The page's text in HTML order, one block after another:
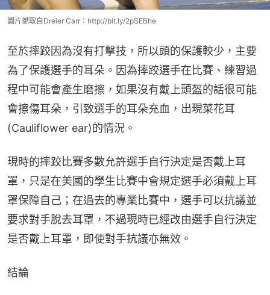
圖片擷取自Dreier Carr：http://bit.ly/2pSEBhe
至於摔跤因為沒有打擊技，所以頭的保護較少，主要
為了保護選手的耳朵。因為摔跤選手在比賽、練習過
程中可能會產生磨擦，如果沒有戴上頭盔的話很可能
會擦傷耳朵，引致選手的耳朵充血，出現菜花耳
(Cauliflower ear)的情況。
現時的摔跤比賽多數允許選手自行決定是否戴上耳
罩，只是在美國的學生比賽中會規定選手必須戴上耳
罩保障自己；在過去的專業比賽中，選手可以抗議並
要求對手脫去耳罩，不過現時已經改由選手自行決定
是否戴上耳罩，即使對手抗議亦無效。
結論